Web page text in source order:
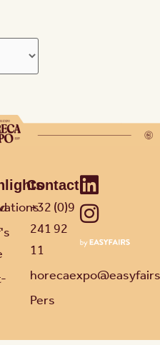
Contact
+32 (0)9
241 92
11
Pers